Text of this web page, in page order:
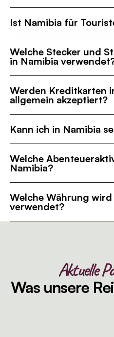
Ist Namibia für
Welche Stecker und
in Namibia
Werden Kreditkarten
allgemein akzeptiert?
Kann ich in Namibia
Welche
Namibia?
Welche Währung
verwendet?
Aktuelle
Was unsere